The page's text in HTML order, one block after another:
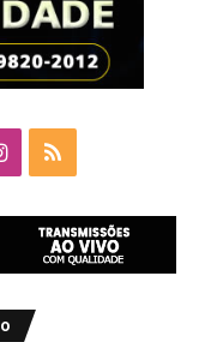
Instagram
RSS